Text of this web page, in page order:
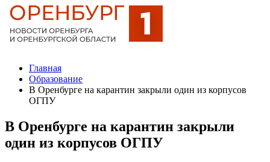
Главная
Образование
В Оренбурге на карантин закрыли один из корпусов
ОГПУ
В Оренбурге на карантин закрыли
один из корпусов ОГПУ